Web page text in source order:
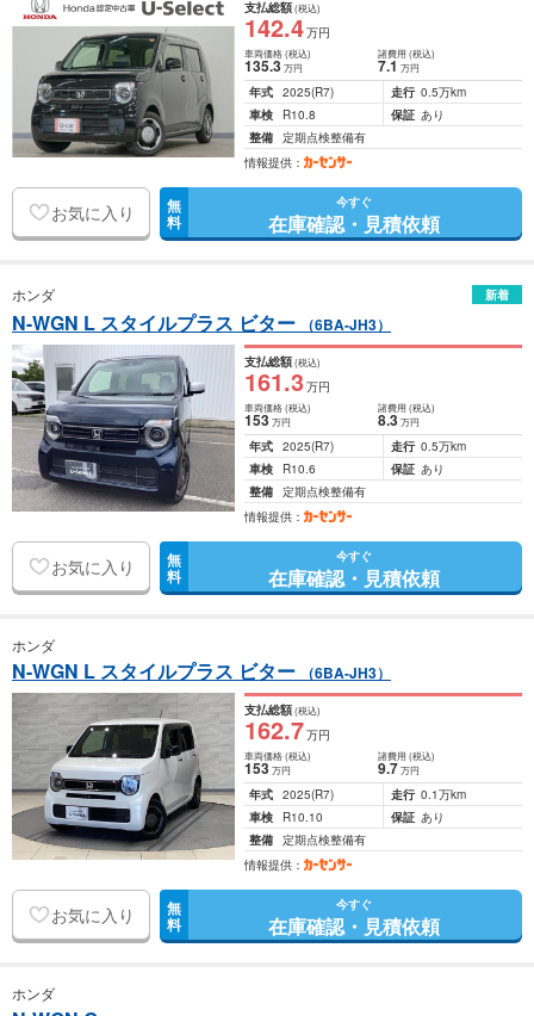
支払総額(税込)
142.4万円
車両価格(税込)
135.3万円
諸費用 (税込)
7.1 万円
年式 2025(R7) 走行 0.5万km
車検
R10.8 保証 あり
整備 定期点検整備有
情報提供：
お気に入り 無
料
今すぐ
在庫確認・見積依頼
ホンダ 新着
N-WGN L スタイルプラス ビター （6BA-JH3）
支払総額(税込)
161.3万円
車両価格(税込)
153万円
諸費用 (税込)
8.3 万円
年式 2025(R7) 走行 0.5万km
車検
R10.6 保証 あり
整備 定期点検整備有
情報提供：
お気に入り 無
料
今すぐ
在庫確認・見積依頼
ホンダ
N-WGN L スタイルプラス ビター （6BA-JH3）
支払総額(税込)
162.7万円
車両価格(税込)
153万円
諸費用 (税込)
9.7 万円
年式 2025(R7) 走行 0.1万km
車検
R10.10 保証 あり
整備 定期点検整備有
情報提供：
お気に入り 無
料
今すぐ
在庫確認・見積依頼
ホンダ